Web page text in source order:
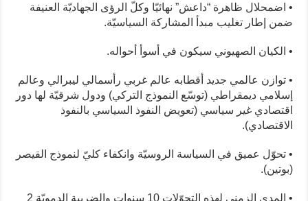
• اضمحلال ظاهرة “داعش” نهائيّا وكلّ الرؤى الجهاديّة العنيفة
ضمن إطار تغليب مبدأ المشاركة السياسيّة.
• الكيان الصهيوني سيكون في أسوأ أحواله.
• توازن عالمي جديد أقطابه عالم غربي رأسمالي ليبرالي وعالم
إسلامي ديمقراطي (توسّع النموذج التركي) ودول شرقيّة لها دور
اقتصادي غير سياسي (تعويض النفوذ السياسي بالنفوذ
الاقتصادي).
• تحوّل عميق في السياسة الروسيّة وانكفاء كليّ لنموذج القيصر
(بوتين).
• المدى الزمني لهذه التحوّلات 10 سنوات والضريبة الدمويّة 2